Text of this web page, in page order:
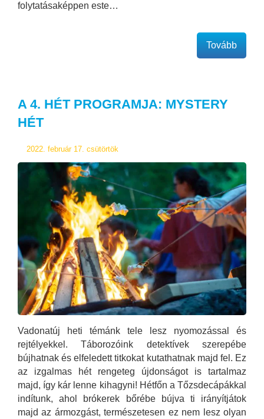
folytatásaképpen este…
Tovább
A 4. HÉT PROGRAMJA: MYSTERY
HÉT
2022. február 17. csütörtök
Vadonatúj heti témánk tele lesz nyomozással és
rejtélyekkel. Táborozóink detektívek szerepébe
bújhatnak és elfeledett titkokat kutathatnak majd fel. Ez
az izgalmas hét rengeteg újdonságot is tartalmaz
majd, így kár lenne kihagyni! Hétfőn a Tőzsdecápákkal
indítunk, ahol brókerek bőrébe bújva ti irányítjátok
majd az ármozgást, természetesen ez nem lesz olyan